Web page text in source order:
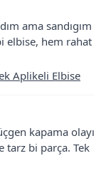
ama sandıgım
elbise, hem rahat
Aplikeli Elbise
kapama olayı
tarz bi parça. Tek